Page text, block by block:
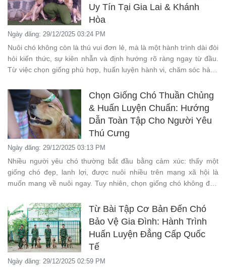
Uy Tín Tại Gia Lai & Khánh
Hòa
Ngày đăng: 29/12/2025 03:24 PM
Nuôi chó không còn là thú vui đơn lẻ, mà là một hành trình dài đòi
hỏi kiến thức, sự kiên nhẫn và định hướng rõ ràng ngay từ đầu.
Từ việc chọn giống phù hợp, huấn luyện hành vi, chăm sóc hàng
đoạn đều ảnh hưởng trực tiếp đến chất lượng sống của chú chó
và sự an tâm của người nuôi.
Chọn Giống Chó Thuần Chủng
& Huấn Luyện Chuẩn: Hướng
Dẫn Toàn Tập Cho Người Yêu
Thú Cưng
Ngày đăng: 29/12/2025 03:13 PM
Nhiều người yêu chó thường bắt đầu bằng cảm xúc: thấy một
giống chó đẹp, lanh lợi, được nuôi nhiều trên mạng xã hội là
muốn mang về nuôi ngay. Tuy nhiên, chọn giống chó không đơn
và một lối sống sẽ gắn bó lâu dài với gia đình.
Từ Bài Tập Cơ Bản Đến Chó
Bảo Vệ Gia Đình: Hành Trình
Huấn Luyện Đẳng Cấp Quốc
Tế
Ngày đăng: 29/12/2025 02:59 PM